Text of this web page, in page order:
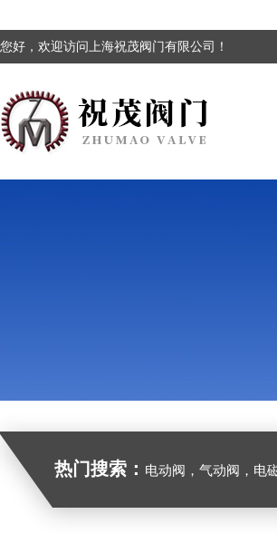
您好，欢迎访问上海祝茂阀门有限公司！
热门搜索： 电动阀，气动阀，电磁